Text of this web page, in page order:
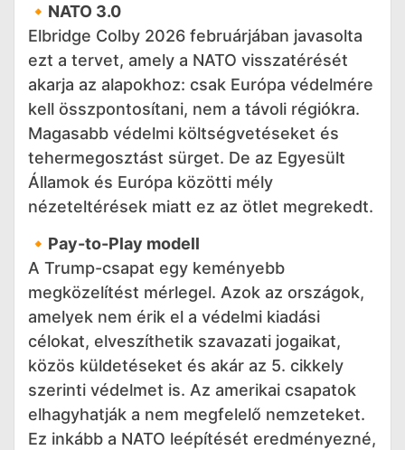
🔸NATO 3.0
Elbridge Colby 2026 februárjában javasolta
ezt a tervet, amely a NATO visszatérését
akarja az alapokhoz: csak Európa védelmére
kell összpontosítani, nem a távoli régiókra.
Magasabb védelmi költségvetéseket és
tehermegosztást sürget. De az Egyesült
Államok és Európa közötti mély
nézeteltérések miatt ez az ötlet megrekedt.
🔸Pay-to-Play modell
A Trump-csapat egy keményebb
megközelítést mérlegel. Azok az országok,
amelyek nem érik el a védelmi kiadási
célokat, elveszíthetik szavazati jogaikat,
közös küldetéseket és akár az 5. cikkely
szerinti védelmet is. Az amerikai csapatok
elhagyhatják a nem megfelelő nemzeteket.
Ez inkább a NATO leépítését eredményezné,